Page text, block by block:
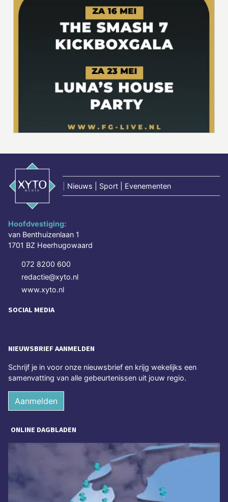
Nieuws | Sport | Evenementen
Hoofdvestiging:
van Benthuizenlaan 1
1701 BZ Heerhugowaard
072 8200 600
redactie@xyto.nl
www.xyto.nl
SOCIAL MEDIA
NIEUWSBRIEF AANMELDEN
Schrijf je in voor onze nieuwsbrief en krijg wekelijks een
samenvatting van alle gebeurtenissen uit jouw regio.
Aanmelden
ONLINE DAGBLADEN